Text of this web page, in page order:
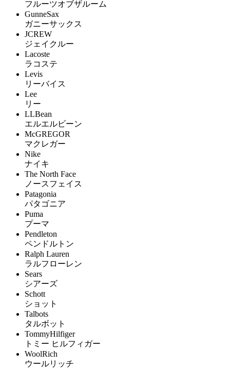
フルーツオブザルーム
GunneSax
ガニーサックス
JCREW
ジェイクルー
Lacoste
ラコステ
Levis
リーバイス
Lee
リー
LLBean
エルエルビーン
McGREGOR
マクレガー
Nike
ナイキ
The North Face
ノースフェイス
Patagonia
パタゴニア
Puma
プーマ
Pendleton
ペンドルトン
Ralph Lauren
ラルフローレン
Sears
シアーズ
Schott
ショット
Talbots
タルボット
TommyHilfiger
トミー ヒルフィガー
WoolRich
ウールリッチ